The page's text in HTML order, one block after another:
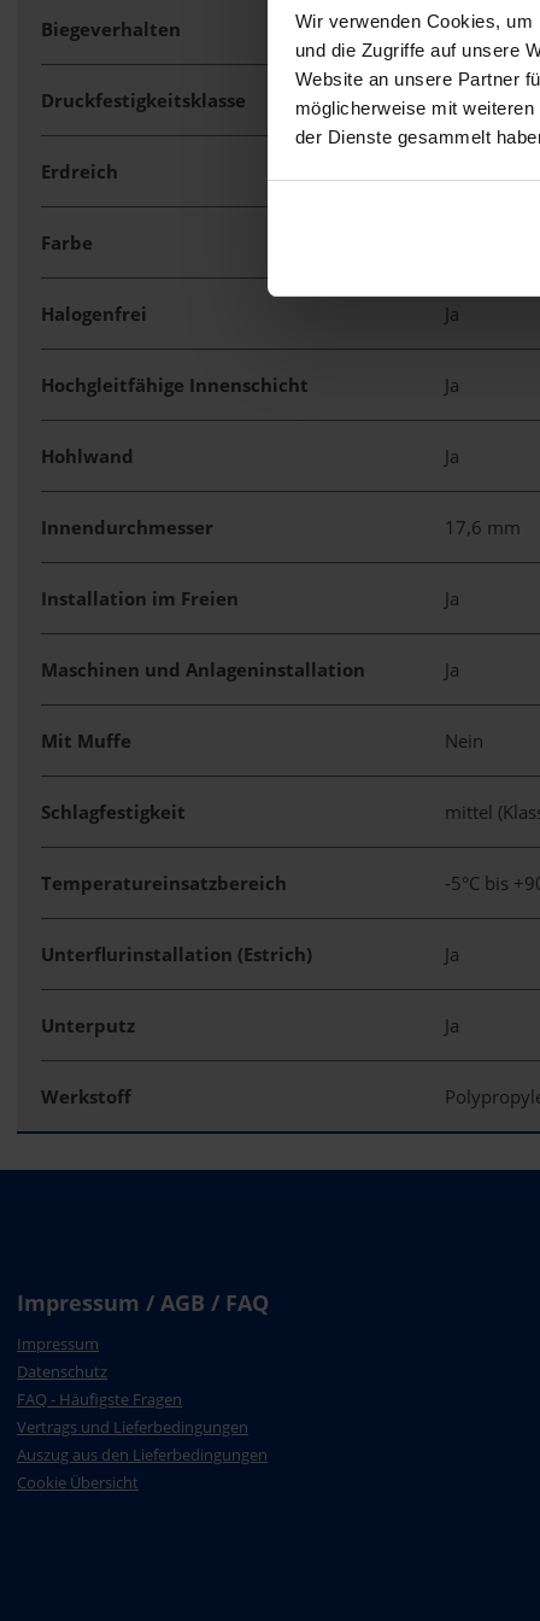
Wir verwenden Cookies,
und die Zugriffe auf unsere
Website an unsere Partner
möglicherweise mit
der Dienste gesammelt
Biegeverhalten biegsam,
Druckfestigkeitsklasse mittel
Erdreich
Farbe
Halogenfrei Ja
Hochgleitfähige Innenschicht Ja
Hohlwand Ja
Innendurchmesser 17,6 mm
Installation im Freien Ja
Maschinen und Anlageninstallation Ja
Mit Muffe Nein
Schlagfestigkeit mittel
Temperatureinsatzbereich -5°C bis
Unterflurinstallation (Estrich) Ja
Unterputz Ja
Werkstoff
Impressum / AGB / FAQ
Impressum
Datenschutz
FAQ - Häufigste Fragen
Vertrags und Lieferbedingungen
Auszug aus den Lieferbedingungen
Cookie Übersicht